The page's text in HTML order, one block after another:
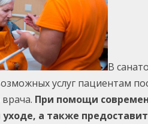
В
услуг пациентам
При помощи
а также